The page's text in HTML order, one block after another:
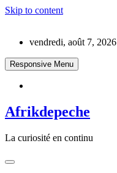
Skip to content
vendredi, août 7, 2026
Responsive Menu
Afrikdepeche
La curiosité en continu